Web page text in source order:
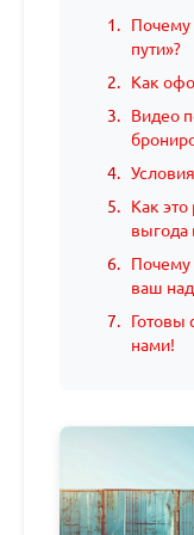
Почему
пути»?
Как
Видео
Как это
выгода
Почему
ваш
Готовы
нами!